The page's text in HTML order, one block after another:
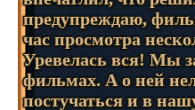
предупреждаю,
час просмотра
Уревелась вся! Мы
фильмах. А о ней
постучаться и в